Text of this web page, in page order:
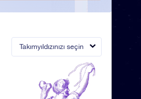
Takımyıldızınızı seçin